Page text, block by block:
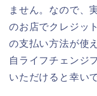
ません。なので、
のお店でクレジッ
の支払い方法が使
自ライフチェンジ
いただけると幸い